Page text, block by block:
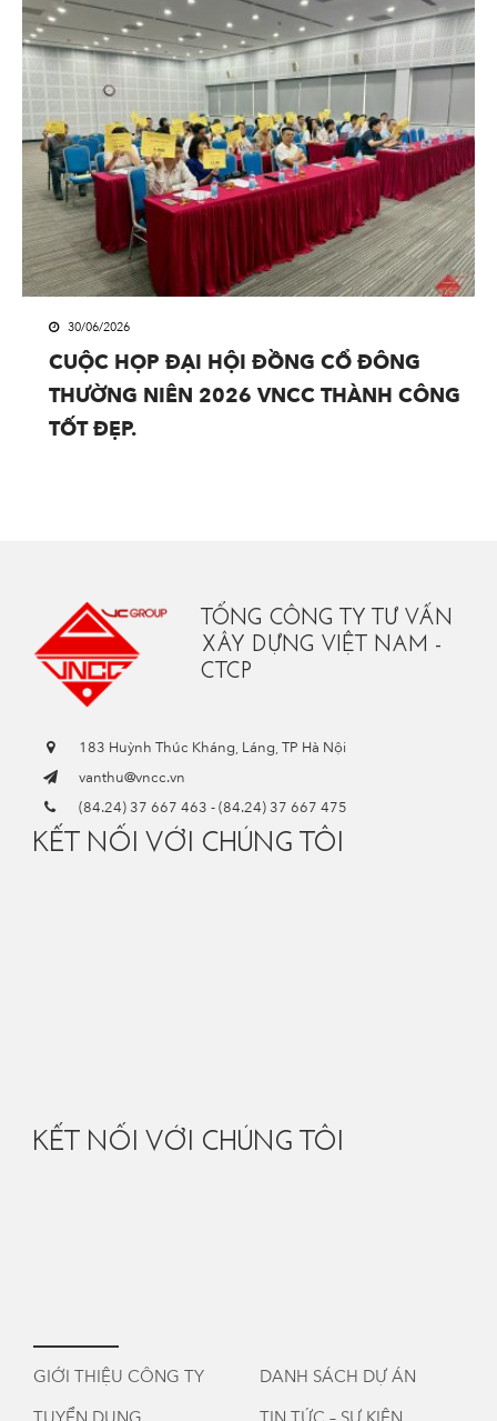
30/06/2026
CUỘC HỌP ĐẠI HỘI ĐỒNG CỔ ĐÔNG
THƯỜNG NIÊN 2026 VNCC THÀNH CÔNG
TỐT ĐẸP.
TỔNG CÔNG TY TƯ VẤN
XÂY DỰNG VIỆT NAM -
CTCP
183 Huỳnh Thúc Kháng, Láng, TP Hà Nội
vanthu@vncc.vn
(84.24) 37 667 463 -(84.24) 37 667 475
KẾT NỐI VỚI CHÚNG TÔI
KẾT NỐI VỚI CHÚNG TÔI
GIỚI THIỆU CÔNG TY
DANH SÁCH DỰ ÁN